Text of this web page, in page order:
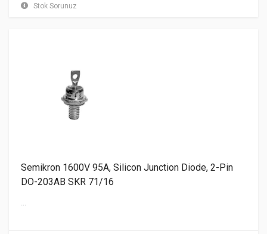
Stok Sorunuz
Semikron 1600V 95A, Silicon Junction Diode, 2-Pin
DO-203AB SKR 71/16
...